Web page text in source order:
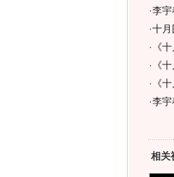
·李宇
·十月
· 《
· 《
· 《
·李宇
相关